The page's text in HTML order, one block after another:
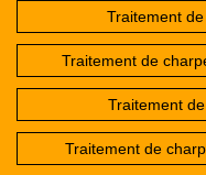
Traitement
Traitement de
Traitement
Traitement de